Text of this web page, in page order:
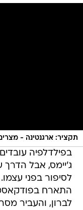
תקציר: ארגנטינה - מצרים
בפילדלפיה
ג'יימס, אבל
לסיפור בפני
התארח בפודקאסט